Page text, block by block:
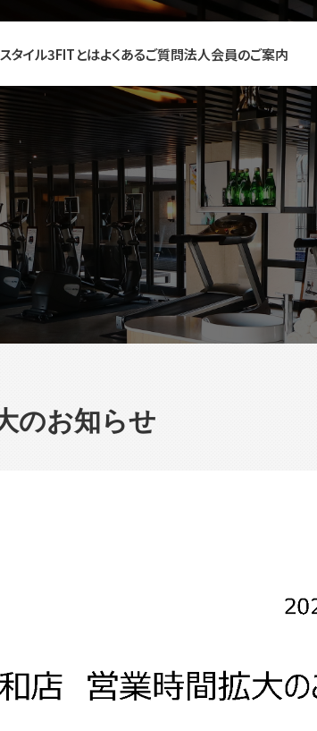
タイル3FITとはよくあるご質問法人会員のご案内
のお知らせ